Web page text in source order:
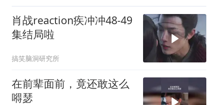
肖战reaction疾冲冲48-49
集结局啦
搞笑脑洞研究所
在前辈面前，竟还敢这么
嘚瑟